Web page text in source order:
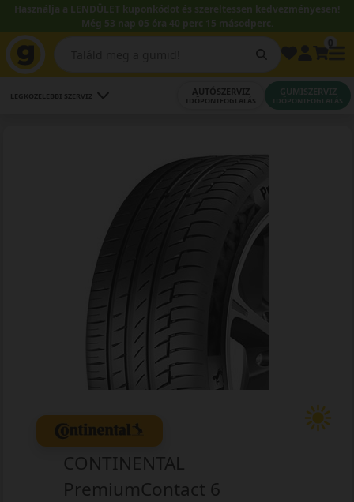
Használja a LENDÜLET kuponkódot és szereltessen kedvezményesen!
Még 53 nap 05 óra 40 perc 14 másodperc.
LEGKÖZELEBBI SZERVIZ AUTÓSZERVIZ
IDŐPONTFOGLALÁS
GUMISZERVIZ
IDŐPONTFOGLALÁS
CONTINENTAL
PremiumContact 6